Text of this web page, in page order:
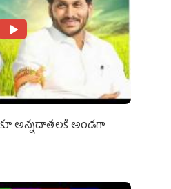
అన్నదాతలకి అండగా